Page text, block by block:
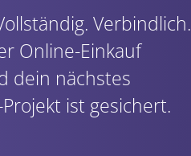
Verbindlich.
Online-Einkauf
dein nächstes
ist gesichert.